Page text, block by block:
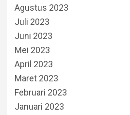
Agustus 2023
Juli 2023
Juni 2023
Mei 2023
April 2023
Maret 2023
Februari 2023
Januari 2023